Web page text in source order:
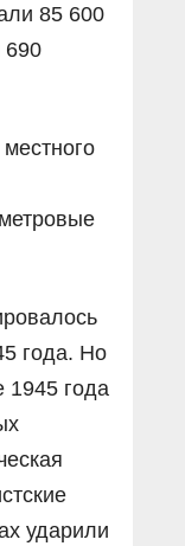
85 600
690
года. Но
1945 года
ударили